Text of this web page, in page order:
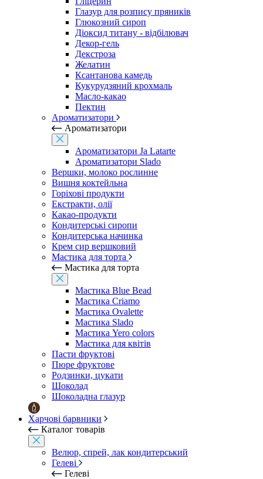
Глазур для розпису пряників
Глюкозний сироп
Діоксид титану - відбілювач
Декор-гель
Декстроза
Желатин
Ксантанова камедь
Кукурудзяний крохмаль
Масло-какао
Пектин
Ароматизатори
Ароматизатори
Ароматизатори Ja Latarte
Ароматизатори Slado
Вершки, молоко рослинне
Вишня коктейльна
Горіхові продукти
Екстракти, олії
Какао-продукти
Кондитерські сиропи
Кондитерська начинка
Крем сир вершковий
Мастика для торта
Мастика для торта
Мастика Blue Bead
Мастика Criamo
Мастика Ovalette
Мастика Slado
Мастика Yero colors
Мастика для квітів
Пасти фруктові
Пюре фруктове
Родзинки, цукати
Шоколад
Шоколадна глазур
Харчові барвники
Каталог товарів
Велюр, спрей, лак кондитерський
Гелеві
Гелеві